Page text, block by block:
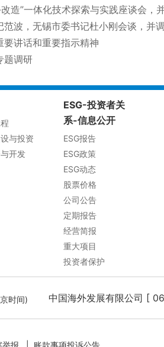
造”一体化技术探索与实践座谈会，
波，无锡市委书记杜小刚会谈，并
讲话和重要指示精神
题调研
与投资
开发
ESG-投资者关
系-信息公开
ESG报告
ESG政策
ESG动态
股票价格
公司公告
定期报告
经营简报
重大项目
投资者保护
时间) 中国海外发展有限公司 [
举报 账款事项投诉公告